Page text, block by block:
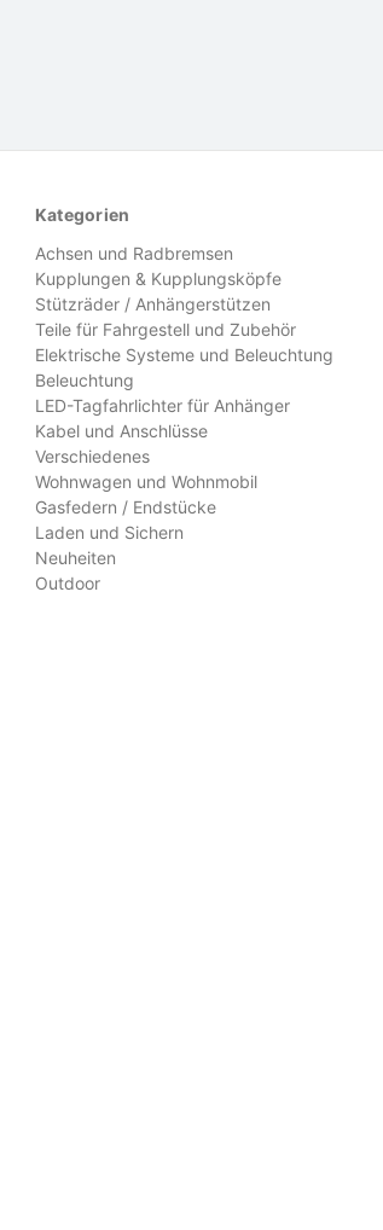
Kategorien
Achsen und Radbremsen
Kupplungen & Kupplungsköpfe
Stützräder / Anhängerstützen
Teile für Fahrgestell und Zubehör
Elektrische Systeme und Beleuchtung
Beleuchtung
LED-Tagfahrlichter für Anhänger
Kabel und Anschlüsse
Verschiedenes
Wohnwagen und Wohnmobil
Gasfedern / Endstücke
Laden und Sichern
Neuheiten
Outdoor